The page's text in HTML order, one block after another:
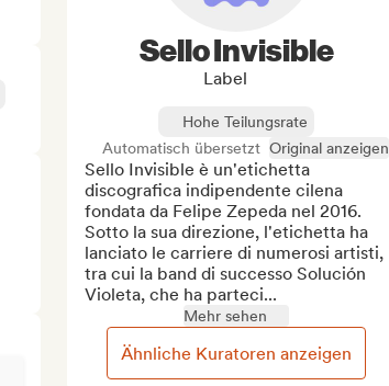
Sello Invisible
Label
Hohe Teilungsrate
Automatisch übersetzt Original anzeigen
Sello Invisible è un'etichetta
discografica indipendente cilena
fondata da Felipe Zepeda nel 2016.
Sotto la sua direzione, l'etichetta ha
lanciato le carriere di numerosi artisti,
tra cui la band di successo Solución
Violeta, che ha parteci...
Mehr sehen
Ähnliche Kuratoren anzeigen